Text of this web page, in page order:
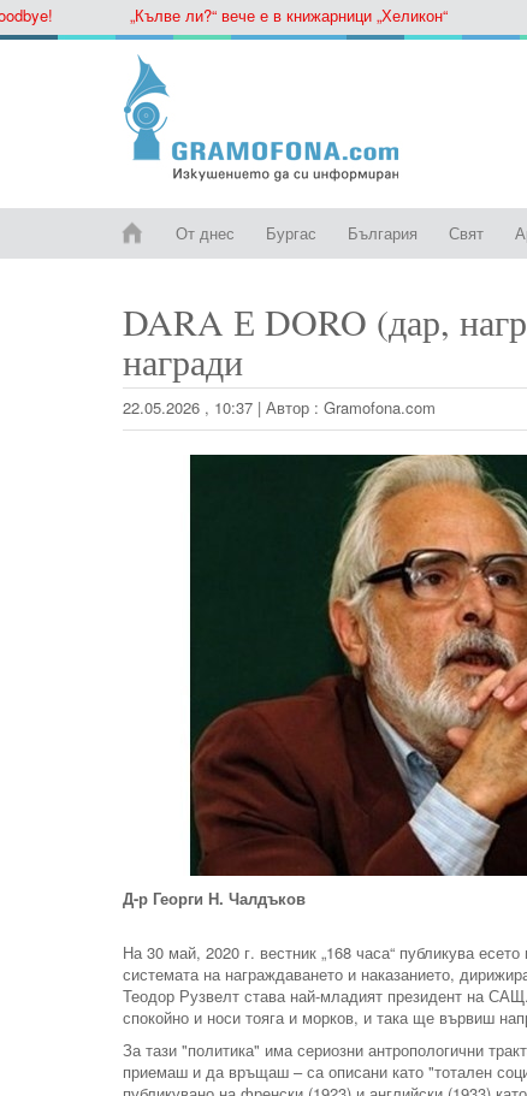
„Кълве ли?“ вече е в книжарници „Хеликон“
От днес Бургас България Свят
DARA Е DORO (дар,
награди
22.05.2026 , 10:37 | Автор : Gramofona.com
Д-р Георги Н. Чалдъков
На 30 май, 2020 г. вестник „168 часа“ публикува
системата на награждаването и наказанието,
Теодор Рузвелт става най-младият президент на
спокойно и носи тояга и морков, и така ще вървиш
За тази "политика" има сериозни антропологични
приемаш и да връщаш – са описани като "тотален